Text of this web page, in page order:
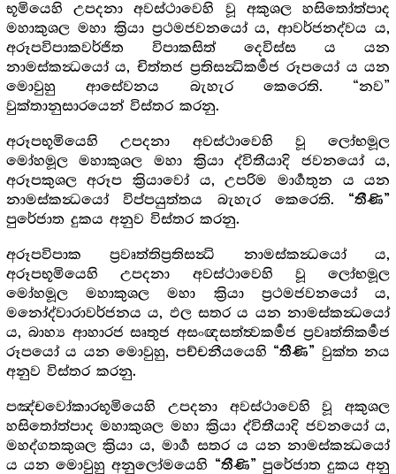
භූමියෙහි උපදනා අවස්ථාවෙහි වූ අකුශල හසිතෝත්පාද
මහාකුශල මහා ක්‍රියා ප්‍රථමජවනයෝ ය, ආවර්ජනද්වය ය,
අරූපවිපාකවර්ජිත විපාකසිත් දෙවිස්ස ය යන
නාමස්කන්‍ධයෝ ය, චිත්තජ ප්‍රතිසන්‍ධිකර්‍මජ රූපයෝ ය යන
මොවුහු ආසේවනය බැහැර කෙරෙති. “නව”
වුක්තානුසාරයෙන් විස්තර කරනු.
අරූපභූමියෙහි උපදනා අවස්ථාවෙහි වූ ලෝභමූල
මෝහමූල මහාකුශල මහා ක්‍රියා ද්විතීයාදි ජවනයෝ ය,
අරූපකුශල අරූප ක්‍රියාවෝ ය, උපරිම මාර්‍ගතුන ය යන
නාමස්කන්‍ධයෝ විප්පයුත්තය බැහැර කෙරෙති. “තීණි”
පුරේජාත දුකය අනුව විස්තර කරනු.
අරූපවිපාක ප්‍රවෘත්තිප්‍රතිසන්‍ධි නාමස්කන්‍ධයෝ ය,
අරූපභූමියෙහි උපදනා අවස්ථාවෙහි වූ ලෝභමූල
මෝහමූල මහාකුශල මහා ක්‍රියා ප්‍රථමජවනයෝ ය,
මනෝද්වාරාවර්ජනය ය, ඵල සතර ය යන නාමස්කන්‍ධයෝ
ය, බාහ්‍ය ආහාරජ සෘතුජ අසංඥසත්ත්‍වකර්‍මජ ප්‍රවෘත්තිකර්‍මජ
රූපයෝ ය යන මොවුහු, පච්චනීයයෙහි “තීණි” වුක්ත නය
අනුව විස්තර කරනු.
පඤ්චවෝකාරභූමියෙහි උපදනා අවස්ථාවෙහි වූ අකුශල
හසිතෝත්පාද මහාකුශල මහා ක්‍රියා ද්විතීයාදි ජවනයෝ ය,
මහද්ගතකුශල ක්‍රියා ය, මාර්‍ග සතර ය යන නාමස්කන්‍ධයෝ
ය යන මොවුහු අනුලෝමයෙහි “තීණි”පුරේජාත දුකය අනු